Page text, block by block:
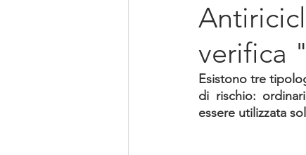
verifica
Esistono tre
di rischio:
essere utilizzata